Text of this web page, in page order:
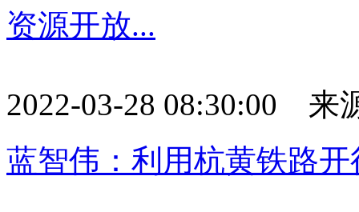
资源开放...
2022-03-28 08:30:00 来
蓝智伟：利用杭黄铁路